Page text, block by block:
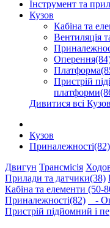
Інструмент та
Кузов
Кабіна та
Вентиляція
Пристрій
Дивитися всі Кузов
Кузов
Приналежності(82)
Двигун Трансмісія
Прилади та датчики(38)
Кабіна та елементи (50-
Приналежності(82)
-
Пристрій підйомний і